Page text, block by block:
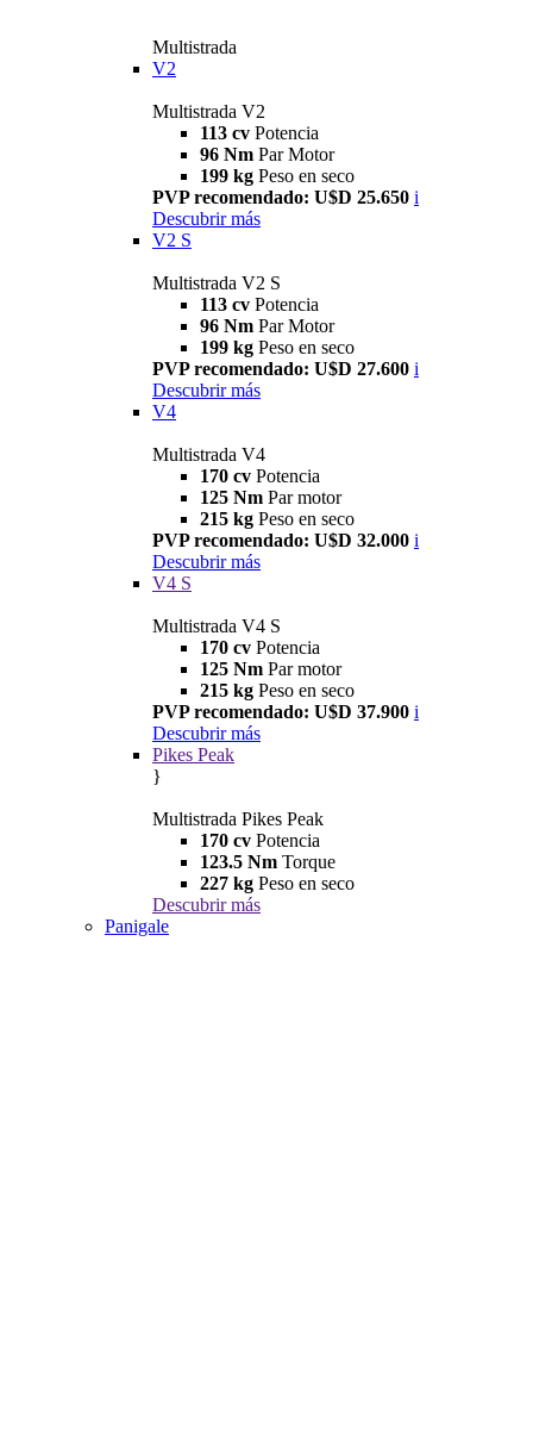
Multistrada
V2
Multistrada V2
113 cv Potencia
96 Nm Par Motor
199 kg Peso en seco
PVP recomendado: U$D 25.650 i
Descubrir más
V2 S
Multistrada V2 S
113 cv Potencia
96 Nm Par Motor
199 kg Peso en seco
PVP recomendado: U$D 27.600 i
Descubrir más
V4
Multistrada V4
170 cv Potencia
125 Nm Par motor
215 kg Peso en seco
PVP recomendado: U$D 32.000 i
Descubrir más
V4 S
Multistrada V4 S
170 cv Potencia
125 Nm Par motor
215 kg Peso en seco
PVP recomendado: U$D 37.900 i
Descubrir más
Pikes Peak
}
Multistrada Pikes Peak
170 cv Potencia
123.5 Nm Torque
227 kg Peso en seco
Descubrir más
Panigale